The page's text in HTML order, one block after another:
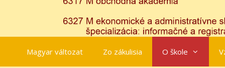
Magyar változat Zo zákulisia O škole